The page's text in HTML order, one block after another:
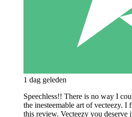
1 dag geleden
Speechless!! There is no way I
the inesteemable art of vecteezy. I
this review. Vecteezy you